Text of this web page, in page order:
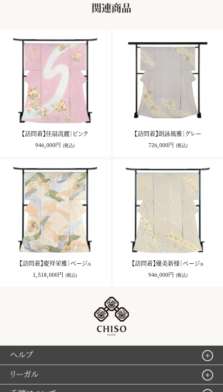
関連商品
【訪問着】佳扇流麗｜ピンク
946,000円 (税込)
【訪問着】朗詠風雅｜グレー
726,000円 (税込)
【訪問着】慶祥栄雅｜ベージュ
1,518,000円 (税込)
【訪問着】優美新様｜ベージュ
946,000円 (税込)
ヘルプ
リーガル